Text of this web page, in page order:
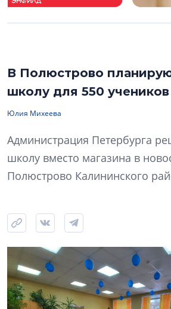
В Полюстрово
школу для 550 учеников
Юлия Михеева
Администрация Петербурга
школу вместо магазина в
Полюстрово Калининского